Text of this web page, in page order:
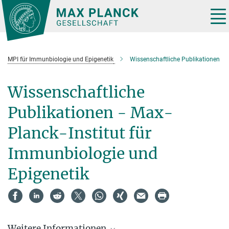
Hauptinhalt
MPI für Immunbiologie und Epigenetik Wissenschaftliche Publikationen
Wissenschaftliche
Publikationen - Max-
Planck-Institut für
Immunbiologie und
Epigenetik